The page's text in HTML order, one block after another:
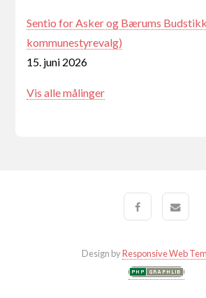
Sentio for Asker og Bærums
kommunestyrevalg)
15. juni 2026
Vis alle målinger
Design byResponsive Web